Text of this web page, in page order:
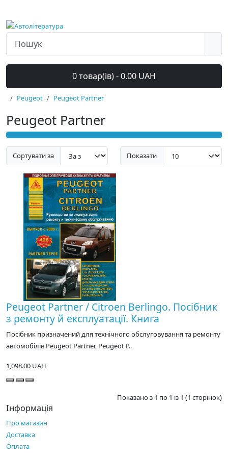
0 товар(ів) - 0.00 UAH
Peugeot Peugeot Partner
Peugeot Partner
Сортувати за Показати
Peugeot Partner / Citroen Berlingo. Посібник
з ремонту й експлуатації. Книга
Посібник призначений для технічного обслуговування та ремонту
автомобілів Peugeot Partner, Peugeot P..
1,098.00 UAH
Показано з 1 по 1 із 1 (1 сторінок)
Інформація
Про магазин
Доставка
Оплата